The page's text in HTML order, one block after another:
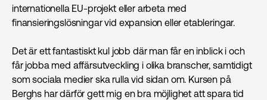
internationella EU-projekt eller arbeta med
finansieringslösningar vid expansion eller etableringar.
Det är ett fantastiskt kul jobb där man får en inblick i och
får jobba med affärsutveckling i olika branscher, samtidigt
som sociala medier ska rulla vid sidan om. Kursen på
Berghs har därför gett mig en bra möjlighet att spara tid